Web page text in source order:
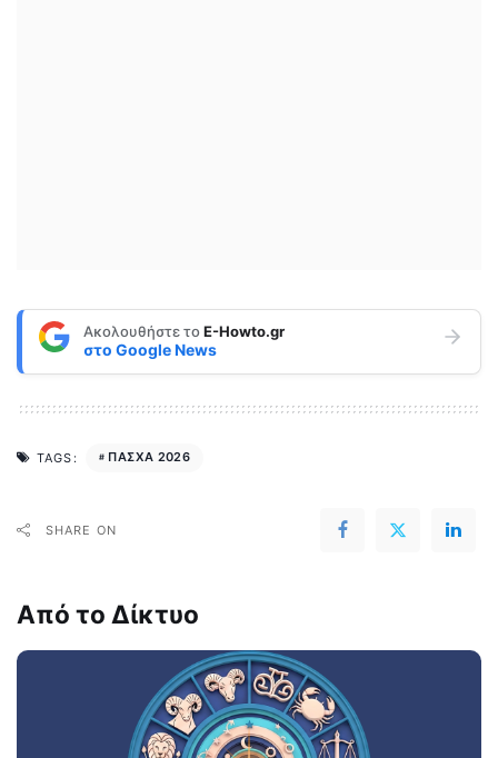
Ακολουθήστε τοE-Howto.gr
στο Google News
TAGS: ΠΑΣΧΑ 2026
SHARE ON
Από το Δίκτυο